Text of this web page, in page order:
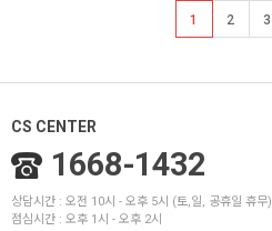
1 2 3
CS CENTER
1668-1432
상담시간 : 오전 10시 - 오후 5시 (토,일, 공휴일 휴무)
점심시간 : 오후 1시 - 오후 2시